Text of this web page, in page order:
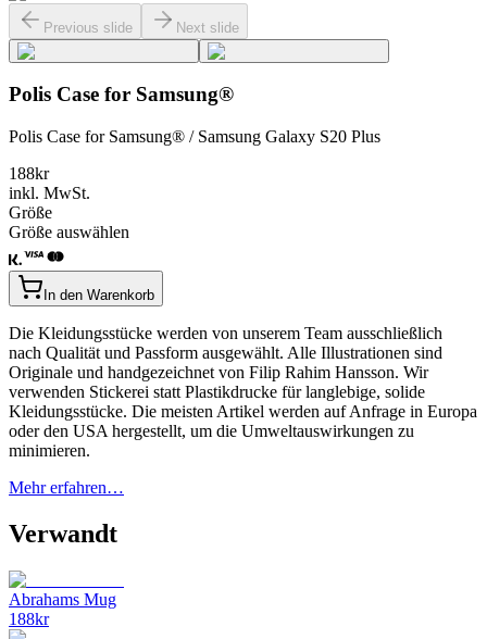
Previous slide Next slide
Polis Case for Samsung®
Polis Case for Samsung® / Samsung Galaxy S20 Plus
188kr
inkl. MwSt.
Größe
Größe auswählen
In den Warenkorb
Die Kleidungsstücke werden von unserem Team ausschließlich
nach Qualität und Passform ausgewählt. Alle Illustrationen sind
Originale und handgezeichnet von Filip Rahim Hansson. Wir
verwenden Stickerei statt Plastikdrucke für langlebige, solide
Kleidungsstücke. Die meisten Artikel werden auf Anfrage in Europa
oder den USA hergestellt, um die Umweltauswirkungen zu
minimieren.
Mehr erfahren…
Verwandt
Abrahams Mug
188kr